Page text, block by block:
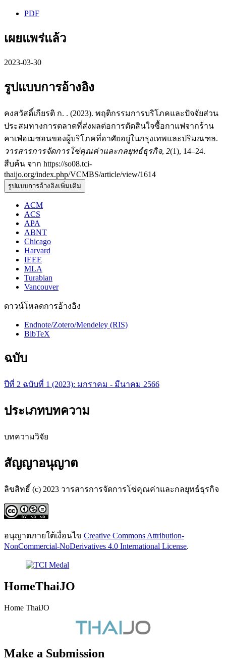
PDF
เผยแพร่แล้ว
2023-03-30
รูปแบบการอ้างอิง
คงสวัสดิ์เกียรติ ก. . (2023). พฤติกรรมการบริโภคและปัจจัยส่วน
ประสมทางการตลาดที่ส่งผลต่อการตัดสินใจซื้อกาแฟจากร้าน
คาเฟ่อเมซอนของผู้บริโภคที่อาศัยอยู่ในกรุงเทพและปริมณฑล.
วารสารการจัดการโซ่คุณค่าและกลยุทธ์ธุรกิจ, 2(1), 14–24.
สืบค้น จาก https://so08.tci-
thaijo.org/index.php/VCMBS/article/view/1614
รูปแบบการอ้างอิงเพิ่มเติม
ACM
ACS
APA
ABNT
Chicago
Harvard
IEEE
MLA
Turabian
Vancouver
ดาวน์โหลดการอ้างอิง
Endnote/Zotero/Mendeley (RIS)
BibTeX
ฉบับ
ปีที่ 2 ฉบับที่ 1 (2023): มกราคม - มีนาคม 2566
ประเภทบทความ
บทความวิจัย
สัญญาอนุญาต
ลิขสิทธิ์ (c) 2023 วารสารการจัดการโซ่คุณค่าและกลยุทธ์ธุรกิจ
อนุญาตภายใต้เงื่อนไข Creative Commons Attribution-
NonCommercial-NoDerivatives 4.0 International License.
HomeThaiJO
Home ThaiJO
Make a Submission